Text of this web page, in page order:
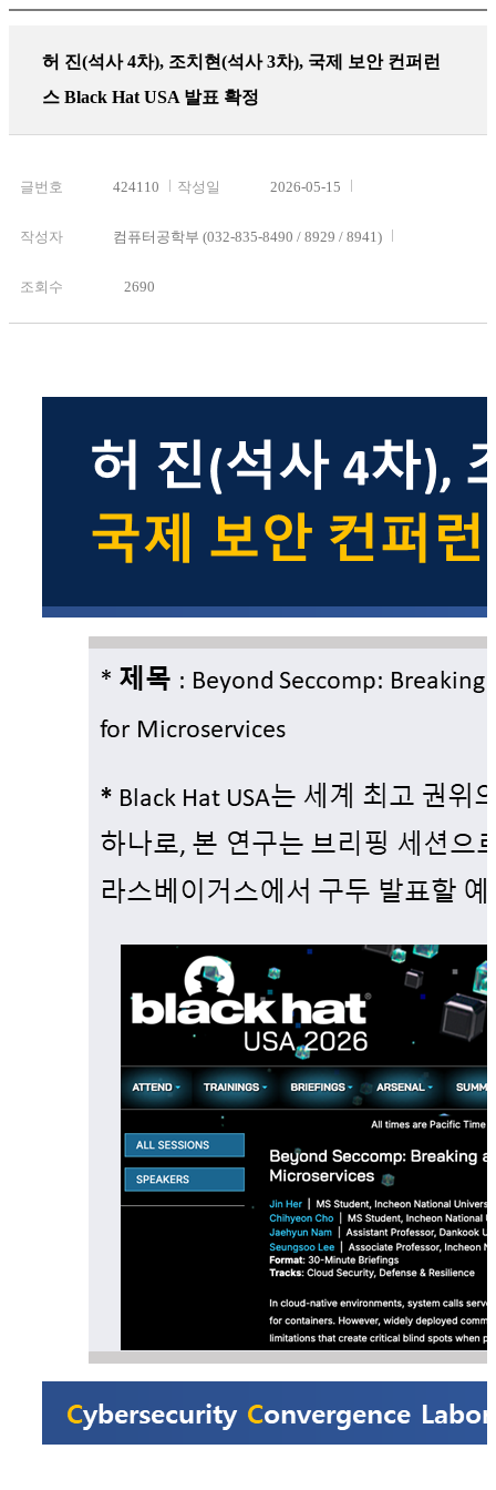
허 진(석사 4차), 조치현(석사 3차), 국제 보안 컨퍼런
스 Black Hat USA 발표 확정
글번호 424110 작성일 2026-05-15
작성자 컴퓨터공학부 (032-835-8490 / 8929 / 8941)
조회수 2690